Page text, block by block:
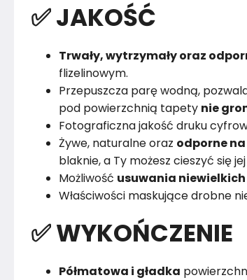
✅ JAKOŚĆ
Trwały, wytrzymały oraz
flizelinowym.
Przepuszcza parę wodną,
pod powierzchnią tapety nie
Fotograficzna jakość druku
Żywe, naturalne oraz odporne
blaknie, a Ty możesz cieszyć się
Możliwość usuwania
Właściwości maskujące drobne
✅ WYKOŃCZENIE
Półmatowa i gładka